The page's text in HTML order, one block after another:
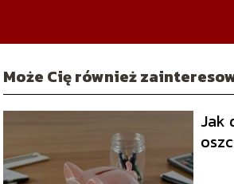
Może Cię również
Jak